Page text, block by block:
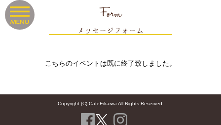
Form
メッセージフォーム
こちらのイベントは既に終了致しました。
Copyright (C) CafeEikaiwa All Rights Reserved.